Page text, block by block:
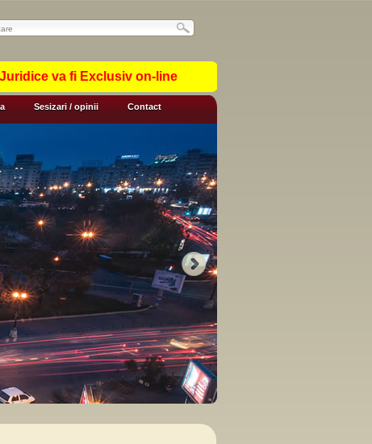
va fi Exclusiv on-line
Sesizari / opinii Contact